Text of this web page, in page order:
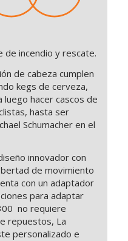
de incendio y rescate.
de cabeza cumplen
kegs de cerveza,
luego hacer cascos de
hasta ser
Schumacher en el
innovador con
de movimiento
con un adaptador
para adaptar
no requiere
repuestos, La
personalizado e